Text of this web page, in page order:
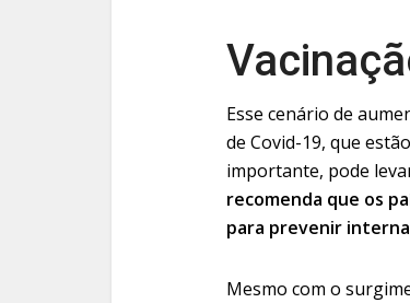
Esse cenário de
de Covid-19, que
importante, pode
recomenda que os
para prevenir
Mesmo com o